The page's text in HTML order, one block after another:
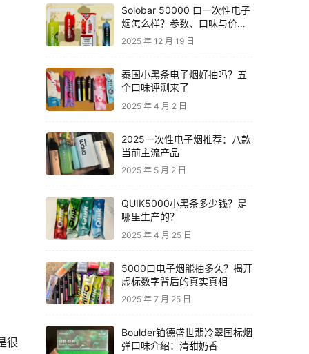
很
Solobar 50000 口一次性电子
烟怎么样？参数、口味与价格
解析
2025 年 12 月 19 日
泰国小黑条电子烟好抽吗？五
个口味评测来了
2025 年 4 月 2 日
2025一次性电子烟推荐：八款
当前主流产品
2025 年 5 月 2 日
QUIK5000小黑条多少钱？是
哪里生产的？
2025 年 4 月 25 日
5000口电子烟能抽多久？揭开
虚标数字背后的真实真相
2025 年 7 月 25 日
Boulder铂德盛世翡冷翠国标烟
弹口味介绍：清甜奶香